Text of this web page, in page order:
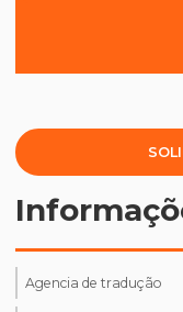
Agencia de tradução